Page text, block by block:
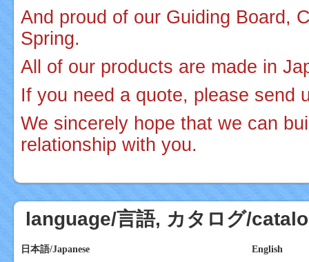
And proud of our Guiding Board,
Spring.
All of our products are made in
If you need a quote, please send
We sincerely hope that we can
relationship with you.
language/言語, カタログ/
日本語/Japanese English